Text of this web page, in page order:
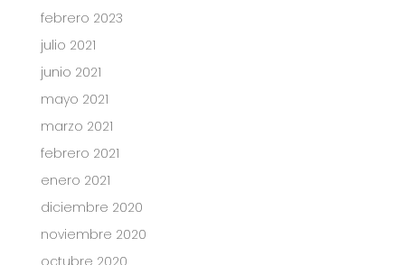
febrero 2023
julio 2021
junio 2021
mayo 2021
marzo 2021
febrero 2021
enero 2021
diciembre 2020
noviembre 2020